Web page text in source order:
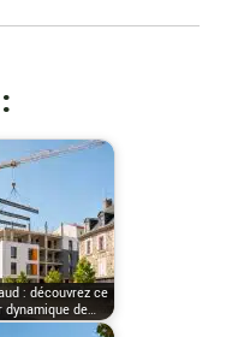
: découvrez ce
dynamique de…